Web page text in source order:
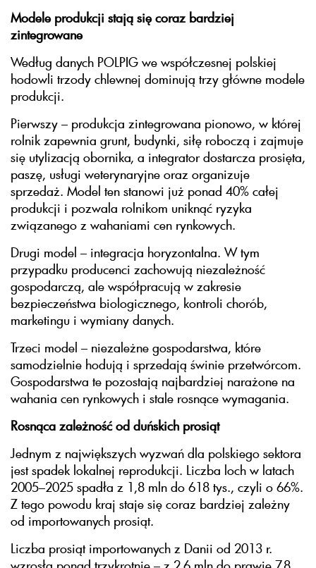
Modele produkcji stają się coraz bardziej
zintegrowane
Według danych POLPIG we współczesnej polskiej
hodowli trzody chlewnej dominują trzy główne modele
produkcji.
Pierwszy – produkcja zintegrowana pionowo, w której
rolnik zapewnia grunt, budynki, siłę roboczą i zajmuje
się utylizacją obornika, a integrator dostarcza prosięta,
paszę, usługi weterynaryjne oraz organizuje
sprzedaż. Model ten stanowi już ponad 40% całej
produkcji i pozwala rolnikom uniknąć ryzyka
związanego z wahaniami cen rynkowych.
Drugi model – integracja horyzontalna. W tym
przypadku producenci zachowują niezależność
gospodarczą, ale współpracują w zakresie
bezpieczeństwa biologicznego, kontroli chorób,
marketingu i wymiany danych.
Trzeci model – niezależne gospodarstwa, które
samodzielnie hodują i sprzedają świnie przetwórcom.
Gospodarstwa te pozostają najbardziej narażone na
wahania cen rynkowych i stale rosnące wymagania.
Rosnąca zależność od duńskich prosiąt
Jednym z największych wyzwań dla polskiego sektora
jest spadek lokalnej reprodukcji. Liczba loch w latach
2005–2025 spadła z 1,8 mln do 618 tys., czyli o 66%.
Z tego powodu kraj staje się coraz bardziej zależny
od importowanych prosiąt.
Liczba prosiąt importowanych z Danii od 2013 r.